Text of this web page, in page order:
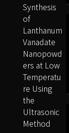
Synthesis
of
Lanthanum
Vanadate
Nanopowd
ers at Low
Temperatu
re Using
the
Ultrasonic
Method